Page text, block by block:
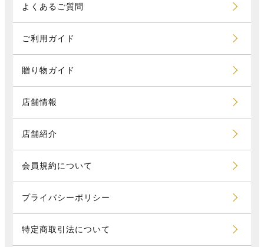
よくあるご質問
ご利用ガイド
贈り物ガイド
店舗情報
店舗紹介
会員規約について
プライバシーポリシー
特定商取引法について